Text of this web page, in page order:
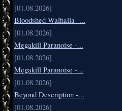
[01.08.2026]
Bloodshed Walhalla -...
[01.08.2026]
Megakill Paranoise -...
[01.08.2026]
Megakill Paranoise -...
[01.08.2026]
Beyond Description -...
[01.08.2026]